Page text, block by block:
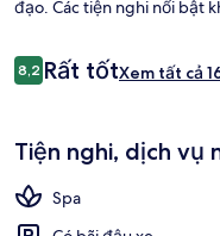
đạo. Các tiện nghi nổi bật
Nhận
xét
8,28,2 trên 10,
Rất tốtXem tất cả
Tiện nghi, dịch vụ
Spa